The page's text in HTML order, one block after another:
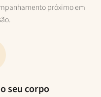
próximo em
seu corpo